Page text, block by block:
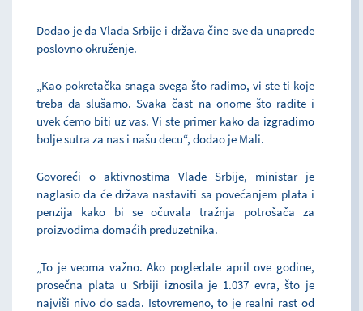
Dodao je da Vlada Srbije i država čine sve da unaprede
poslovno okruženje.
„Kao pokretačka snaga svega što radimo, vi ste ti koje
treba da slušamo. Svaka čast na onome što radite i
uvek ćemo biti uz vas. Vi ste primer kako da izgradimo
bolje sutra za nas i našu decu“, dodao je Mali.
Govoreći o aktivnostima Vlade Srbije, ministar je
naglasio da će država nastaviti sa povećanjem plata i
penzija kako bi se očuvala tražnja potrošača za
proizvodima domaćih preduzetnika.
„To je veoma važno. Ako pogledate april ove godine,
prosečna plata u Srbiji iznosila je 1.037 evra, što je
najviši nivo do sada. Istovremeno, to je realni rast od